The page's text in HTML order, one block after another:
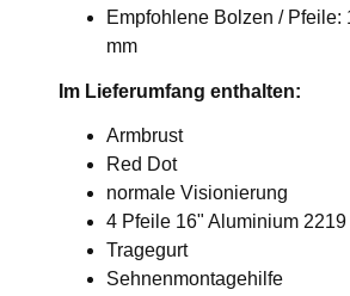
Empfohlene Bolzen /
mm
Im Lieferumfang enthalten:
Armbrust
Red Dot
normale Visionierung
4 Pfeile 16" Aluminium 2219
Tragegurt
Sehnenmontagehilfe